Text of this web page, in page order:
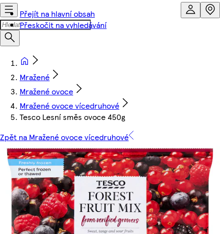
Přejít na hlavní obsah
Přeskočit na vyhledávání
Mražené
Mražené ovoce
Mražené ovoce vícedruhové
Tesco Lesní směs ovoce 450g
Zpět na Mražené ovoce vícedruhové